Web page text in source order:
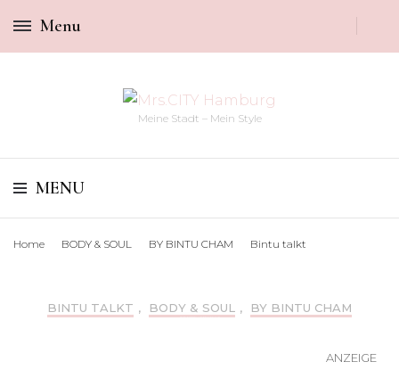
Menu
Meine Stadt – Mein Style
MENU
Home BODY & SOUL BY BINTU CHAM Bintu talkt
BINTU TALKT , BODY & SOUL , BY BINTU CHAM
ANZEIGE